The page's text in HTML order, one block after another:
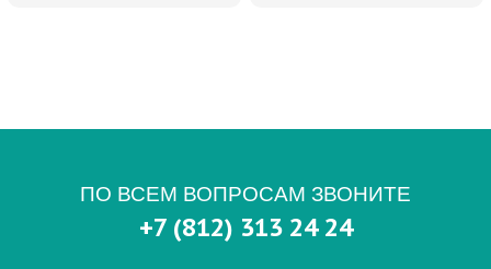
ПО ВСЕМ ВОПРОСАМ ЗВОНИТЕ
+7 (812) 313 24 24